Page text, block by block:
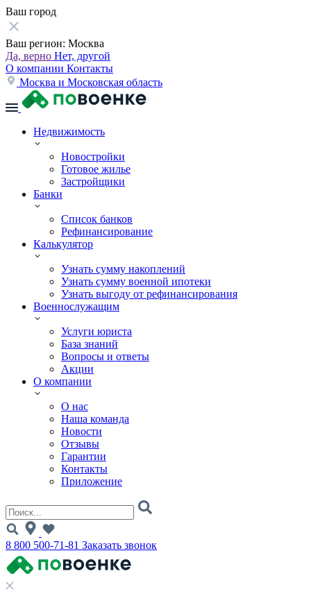
Ваш город
Ваш регион: Москва
Да, верно Нет, другой
О компании Контакты
Москва и Московская область
Недвижимость
Новостройки
Готовое жилье
Застройщики
Банки
Список банков
Рефинансирование
Калькулятор
Узнать сумму накоплений
Узнать сумму военной ипотеки
Узнать выгоду от рефинансирования
Военнослужащим
Услуги юриста
База знаний
Вопросы и ответы
Акции
О компании
О нас
Наша команда
Новости
Отзывы
Гарантии
Контакты
Приложение
8 800 500-71-81 Заказать звонок